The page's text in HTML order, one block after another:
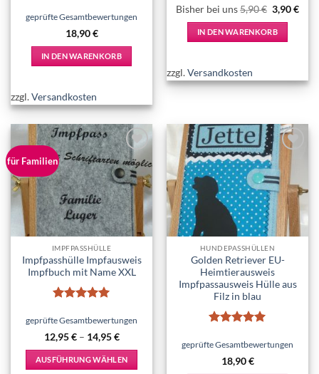
mit5von
geprüfte Gesamtbewertungen
18,90€
IN DEN WARENKORB
zzgl.Versandkosten
Bisher bei uns5,90€
Preis
war:
5,90 €
3,90€
IN DEN WARENKORB
zzgl.Versandkosten
für Familien
Add to
wishlist
IMPFPASSHÜLLE
Impfpasshülle Impfausweis
Impfbuch mit Name XXL
mit5von
5
geprüfte Gesamtbewertungen
12,95€– 14,95€
AUSFÜHRUNG WÄHLEN
Add to
wishlist
HUNDEPASSHÜLLEN
Golden Retriever EU-
Heimtierausweis
Impfpassausweis Hülle aus
Filz in blau
mit5von
geprüfte Gesamtbewertungen
18,90€